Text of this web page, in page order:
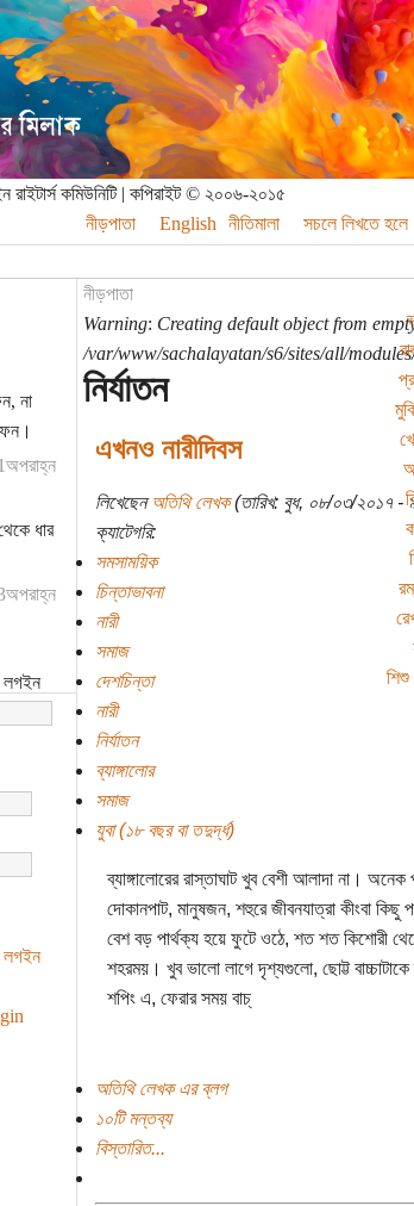
কমিউনিটি | কপিরাইট © ২০০৬-২০১৫
নীড়পাতা
English নীতিমালা সচলে লিখতে হলে
শিশু
না
ধার
লগইন
লগইন
নীড়পাতা
Warning: Creating default object from
/var/www/sachalayatan/s6/sites/all/
নির্যাতন
এখনও নারীদিবস
লিখেছেনঅতিথি লেখক(তারিখ: বুধ, ০৮/০৩/২০১৭ -
ক্যাটেগরি:
সমসাময়িক
চিন্তাভাবনা
নারী
সমাজ
দেশচিন্তা
নারী
নির্যাতন
ব্যাঙ্গালোর
সমাজ
যুবা (১৮ বছর বা তদুর্দ্ধ)
ব্যাঙ্গালোরের রাস্তাঘাট খুব বেশী আলাদা না।
দোকানপাট, মানুষজন, শহুরে জীবনযাত্রা কীংবা
বেশ বড় পার্থক্য হয়ে ফুটে ওঠে, শত শত কিশোরী
শহরময়। খুব ভালো লাগে দৃশ্যগুলো, ছোট্ট
শপিং এ, ফেরার সময় বাচ্
অতিথি লেখক এর ব্লগ
১০টি মন্তব্য
বিস্তারিত...